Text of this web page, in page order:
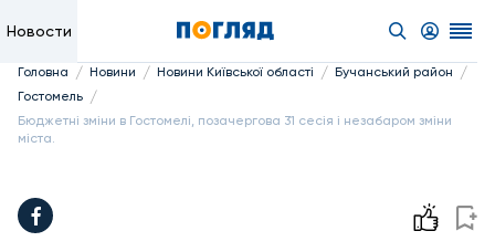
Новости
Головна / Новини / Новини Київської області / Бучанський район /
Гостомель /
Бюджетні зміни в Гостомелі, позачергова 31 сесія і незабаром зміни
міста.